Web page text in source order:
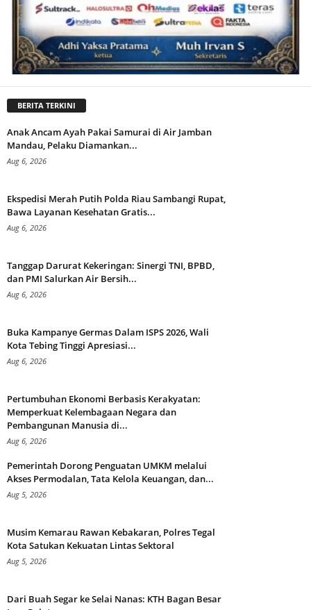
BERITA TERKINI
Anak Ancam Ayah Pakai Samurai di Air Jamban
Mandau, Pelaku Diamankan...
Aug 6, 2026
Ekspedisi Merah Putih Polda Riau Sambangi Rupat,
Bawa Layanan Kesehatan Gratis...
Aug 6, 2026
Tanggap Darurat Kekeringan: Sinergi TNI, BPBD,
dan PMI Salurkan Air Bersih...
Aug 6, 2026
Buka Kampanye Germas Dalam ISPS 2026, Wali
Kota Tebing Tinggi Apresiasi...
Aug 6, 2026
Pertumbuhan Ekonomi Berbasis Kerakyatan:
Memperkuat Kelembagaan Negara dan
Pembangunan Manusia di...
Aug 6, 2026
Pemerintah Dorong Penguatan UMKM melalui
Akses Permodalan, Tata Kelola Keuangan, dan...
Aug 5, 2026
Musim Kemarau Rawan Kebakaran, Polres Tegal
Kota Satukan Kekuatan Lintas Sektoral
Aug 5, 2026
Dari Buah Segar ke Selai Nanas: KTH Bagan Besar